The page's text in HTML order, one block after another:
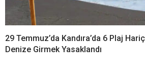
29 Temmuz’da Kandıra’da 6 Plaj
Denize Girmek Yasaklandı